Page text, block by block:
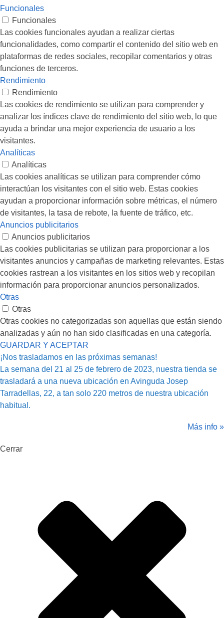
Funcionales
Funcionales
Las cookies funcionales ayudan a realizar ciertas
funcionalidades, como compartir el contenido del sitio web en
plataformas de redes sociales, recopilar comentarios y otras
funciones de terceros.
Rendimiento
Rendimiento
Las cookies de rendimiento se utilizan para comprender y
analizar los índices clave de rendimiento del sitio web, lo que
ayuda a brindar una mejor experiencia de usuario a los
visitantes.
Analíticas
Analíticas
Las cookies analíticas se utilizan para comprender cómo
interactúan los visitantes con el sitio web. Estas cookies
ayudan a proporcionar información sobre métricas, el número
de visitantes, la tasa de rebote, la fuente de tráfico, etc.
Anuncios publicitarios
Anuncios publicitarios
Las cookies publicitarias se utilizan para proporcionar a los
visitantes anuncios y campañas de marketing relevantes. Estas
cookies rastrean a los visitantes en los sitios web y recopilan
información para proporcionar anuncios personalizados.
Otras
Otras
Otras cookies no categorizadas son aquellas que están siendo
analizadas y aún no han sido clasificadas en una categoría.
GUARDAR Y ACEPTAR
¡Nos trasladamos en las próximas semanas!
La semana del 21 al 25 de febrero de 2023, nuestra tienda se
trasladará a una nueva ubicación en Avinguda Josep
Tarradellas, 22, a tan solo 220 metros de nuestra ubicación
habitual.
Más info »
Cerrar